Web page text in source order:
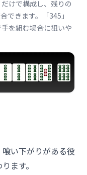
けで構成し、残りの
できます。「345」
を組む場合に狙いや
い下がりがある役
ます。